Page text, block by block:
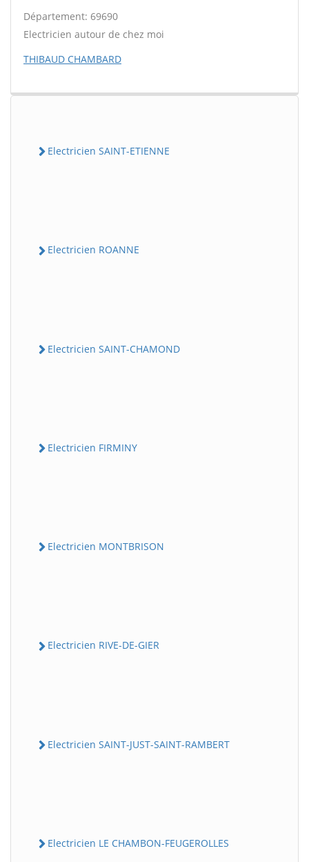
Département: 69690
Electricien autour de chez moi
THIBAUD CHAMBARD
Electricien SAINT-ETIENNE
Electricien ROANNE
Electricien SAINT-CHAMOND
Electricien FIRMINY
Electricien MONTBRISON
Electricien RIVE-DE-GIER
Electricien SAINT-JUST-SAINT-RAMBERT
Electricien LE CHAMBON-FEUGEROLLES